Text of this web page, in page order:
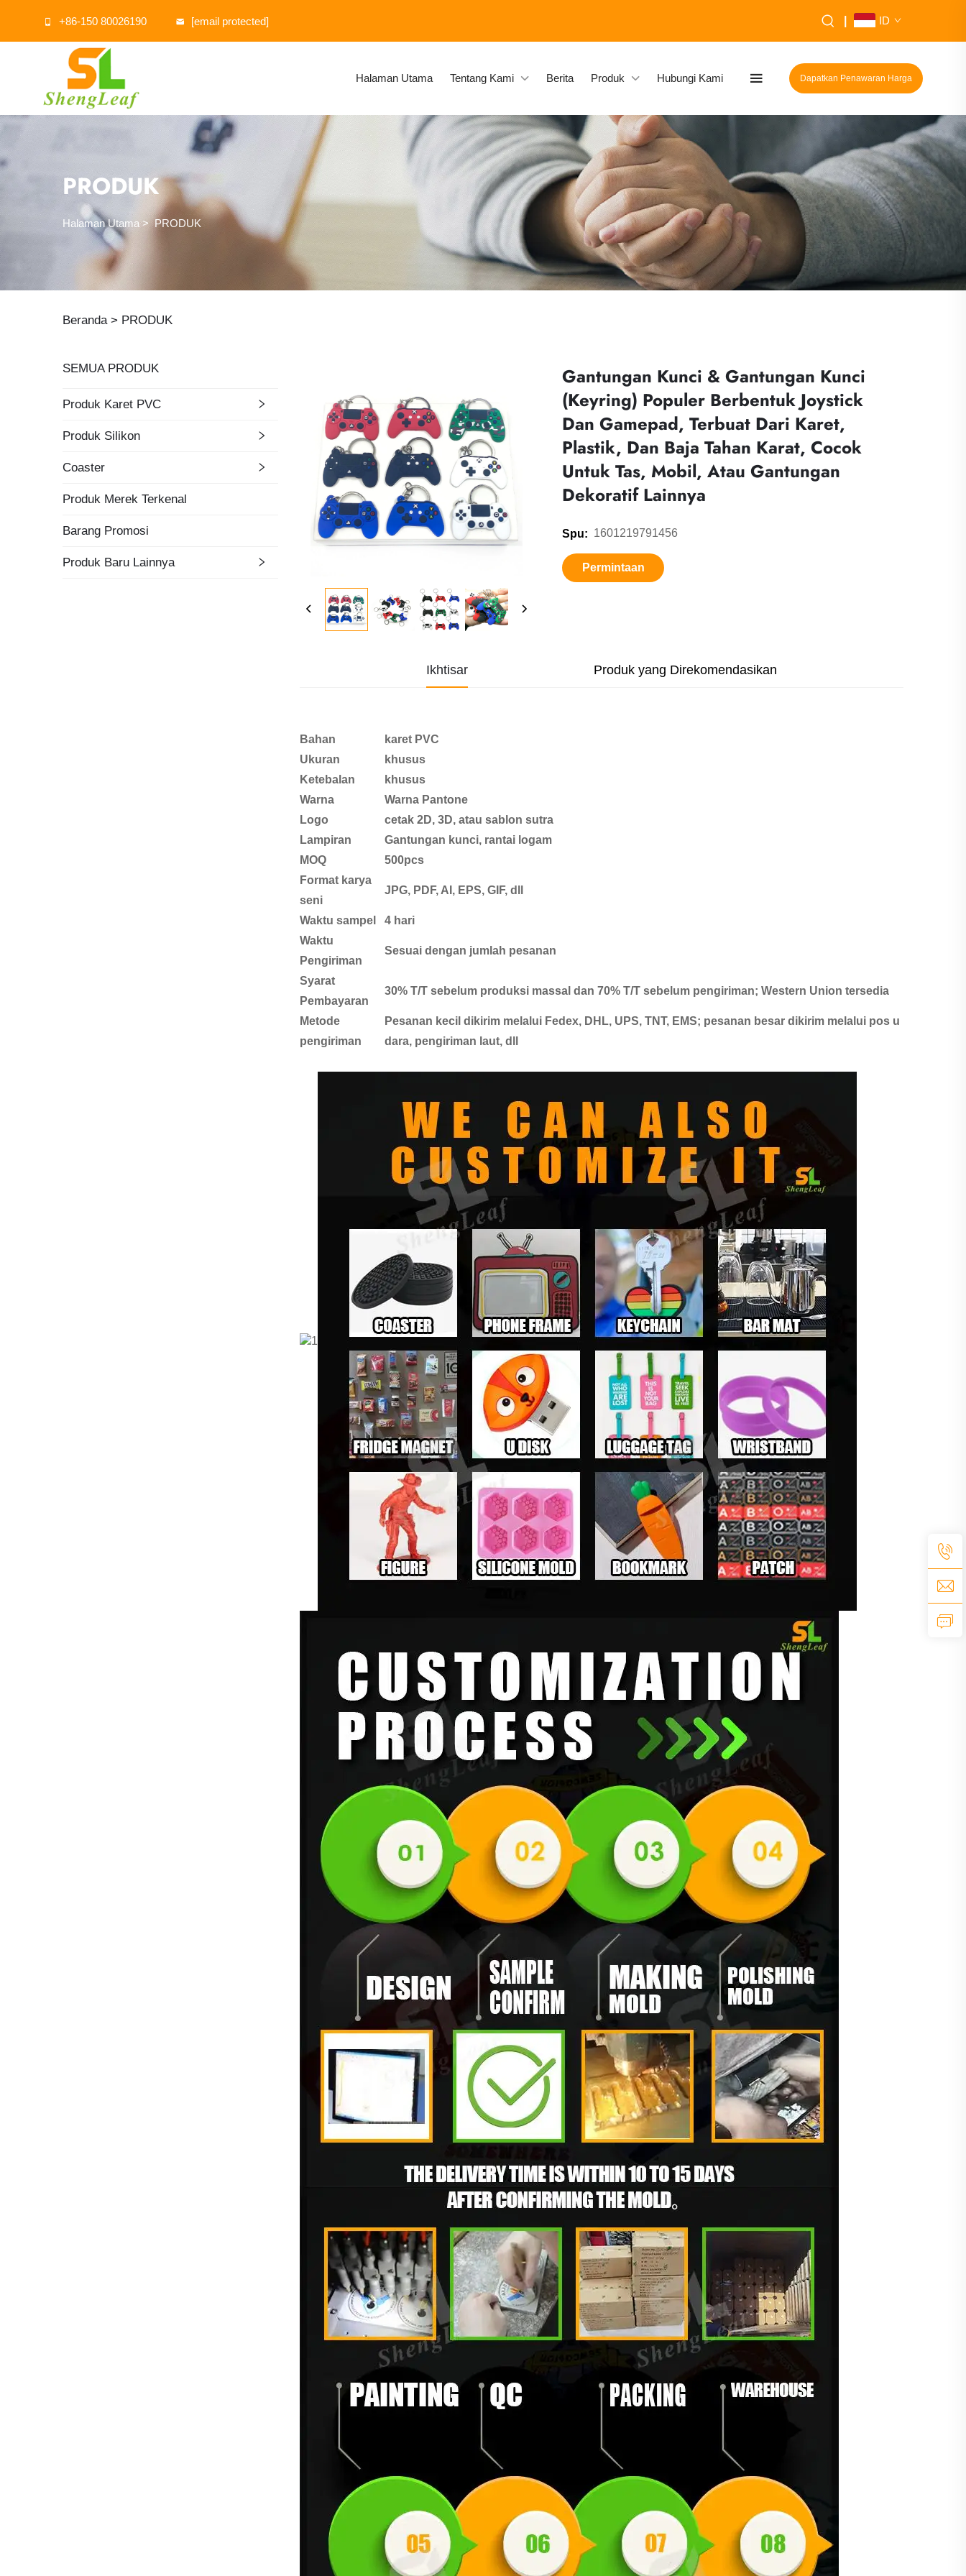
+86-150 80026190 [email protected] ID
Halaman Utama Tentang Kami Berita Produk Hubungi Kami Dapatkan Penawaran Harga
PRODUK
Halaman Utama> PRODUK
Beranda > PRODUK
SEMUA PRODUK
Produk Karet PVC
Produk Silikon
Coaster
Produk Merek Terkenal
Barang Promosi
Produk Baru Lainnya
Gantungan Kunci & Gantungan Kunci
(Keyring) Populer Berbentuk Joystick
Dan Gamepad, Terbuat Dari Karet,
Plastik, Dan Baja Tahan Karat, Cocok
Untuk Tas, Mobil, Atau Gantungan
Dekoratif Lainnya
Spu: 1601219791456
Permintaan
Ikhtisar Produk yang Direkomendasikan
Bahan
karet PVC
Ukuran
khusus
Ketebalan
khusus
Warna
Warna Pantone
Logo
cetak 2D, 3D, atau sablon sutra
Lampiran
Gantungan kunci, rantai logam
MOQ
500pcs
Format karya
seni
JPG, PDF, AI, EPS, GIF, dll
Waktu sampel
4 hari
Waktu
Pengiriman
Sesuai dengan jumlah pesanan
Syarat
Pembayaran
30% T/T sebelum produksi massal dan 70% T/T sebelum pengiriman; Western Union tersedia
Metode
pengiriman
Pesanan kecil dikirim melalui Fedex, DHL, UPS, TNT, EMS; pesanan besar dikirim melalui pos u
dara, pengiriman laut, dll